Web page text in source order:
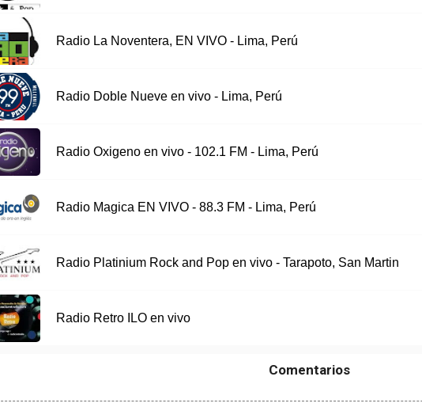
Radio La Noventera, EN VIVO - Lima, Perú
Radio Doble Nueve en vivo - Lima, Perú
Radio Oxigeno en vivo - 102.1 FM - Lima, Perú
Radio Magica EN VIVO - 88.3 FM - Lima, Perú
Radio Platinium Rock and Pop en vivo - Tarapoto, San Martin
Radio Retro ILO en vivo
Comentarios